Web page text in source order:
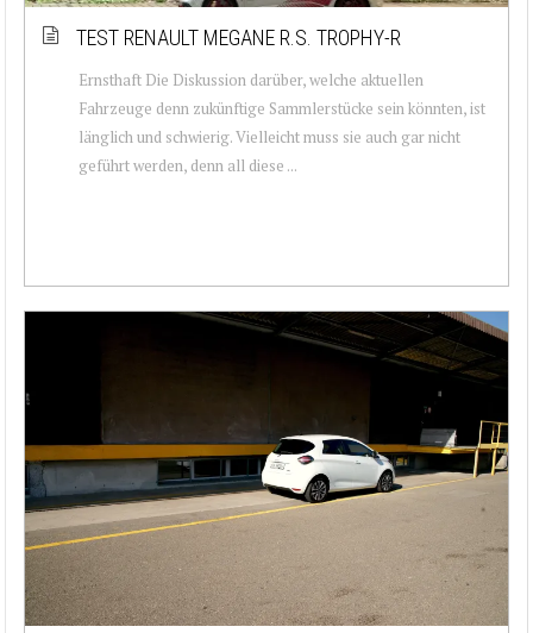
TEST RENAULT MEGANE R.S. TROPHY-R
Ernsthaft Die Diskussion darüber, welche aktuellen
Fahrzeuge denn zukünftige Sammlerstücke sein könnten, ist
länglich und schwierig. Vielleicht muss sie auch gar nicht
geführt werden, denn all diese ...